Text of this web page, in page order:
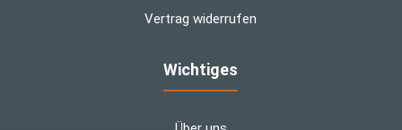
Vertrag widerrufen
Wichtiges